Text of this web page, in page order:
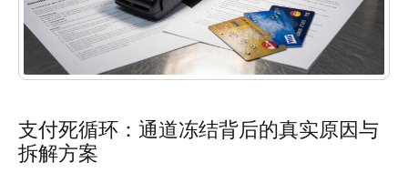
支付死循环：通道冻结背后的真实原因与
拆解方案